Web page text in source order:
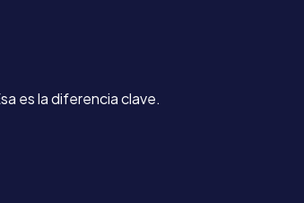
es la diferencia clave.